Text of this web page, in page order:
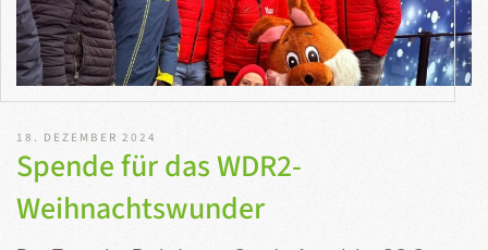
18. DEZEMBER 2024
Spende für das WDR2-
Weihnachtswunder